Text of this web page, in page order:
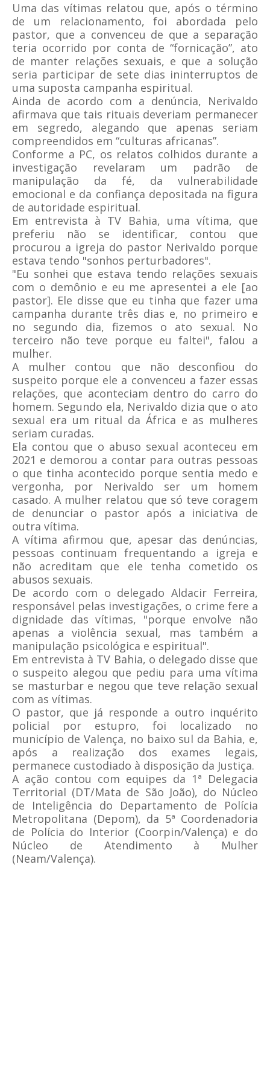
Uma das vítimas relatou que, após o término
de um relacionamento, foi abordada pelo
pastor, que a convenceu de que a separação
teria ocorrido por conta de “fornicação”, ato
de manter relações sexuais, e que a solução
seria participar de sete dias ininterruptos de
uma suposta campanha espiritual.
Ainda de acordo com a denúncia, Nerivaldo
afirmava que tais rituais deveriam permanecer
em segredo, alegando que apenas seriam
compreendidos em “culturas africanas”.
Conforme a PC, os relatos colhidos durante a
investigação revelaram um padrão de
manipulação da fé, da vulnerabilidade
emocional e da confiança depositada na figura
de autoridade espiritual.
Em entrevista à TV Bahia, uma vítima, que
preferiu não se identificar, contou que
procurou a igreja do pastor Nerivaldo porque
estava tendo "sonhos perturbadores".
"Eu sonhei que estava tendo relações sexuais
com o demônio e eu me apresentei a ele [ao
pastor]. Ele disse que eu tinha que fazer uma
campanha durante três dias e, no primeiro e
no segundo dia, fizemos o ato sexual. No
terceiro não teve porque eu faltei", falou a
mulher.
A mulher contou que não desconfiou do
suspeito porque ele a convenceu a fazer essas
relações, que aconteciam dentro do carro do
homem. Segundo ela, Nerivaldo dizia que o ato
sexual era um ritual da África e as mulheres
seriam curadas.
Ela contou que o abuso sexual aconteceu em
2021 e demorou a contar para outras pessoas
o que tinha acontecido porque sentia medo e
vergonha, por Nerivaldo ser um homem
casado. A mulher relatou que só teve coragem
de denunciar o pastor após a iniciativa de
outra vítima.
A vítima afirmou que, apesar das denúncias,
pessoas continuam frequentando a igreja e
não acreditam que ele tenha cometido os
abusos sexuais.
De acordo com o delegado Aldacir Ferreira,
responsável pelas investigações, o crime fere a
dignidade das vítimas, "porque envolve não
apenas a violência sexual, mas também a
manipulação psicológica e espiritual".
Em entrevista à TV Bahia, o delegado disse que
o suspeito alegou que pediu para uma vítima
se masturbar e negou que teve relação sexual
com as vítimas.
O pastor, que já responde a outro inquérito
policial por estupro, foi localizado no
município de Valença, no baixo sul da Bahia, e,
após a realização dos exames legais,
permanece custodiado à disposição da Justiça.
A ação contou com equipes da 1ª Delegacia
Territorial (DT/Mata de São João), do Núcleo
de Inteligência do Departamento de Polícia
Metropolitana (Depom), da 5ª Coordenadoria
de Polícia do Interior (Coorpin/Valença) e do
Núcleo de Atendimento à Mulher
(Neam/Valença).